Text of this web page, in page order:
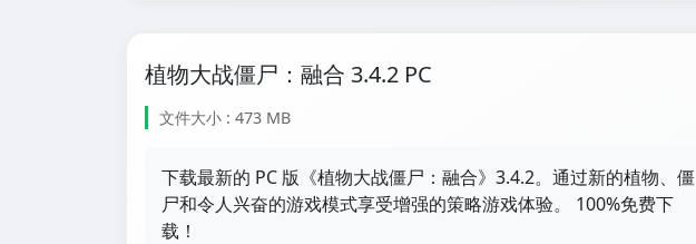
植物大战僵尸：融合 3.4.2 PC
文件大小 : 473 MB
下载最新的 PC 版《植物大战僵尸：融合》3.4.2。通过新的植物、僵
尸和令人兴奋的游戏模式享受增强的策略游戏体验。 100%免费下
载！